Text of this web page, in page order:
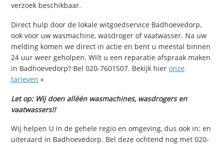
verzoek beschikbaar.
Direct hulp door de lokale witgoedservice Badhoevedorp,
ook voor uw wasmachine, wasdroger of vaatwasser. Na uw
melding komen we direct in actie en bent u meestal binnen
24 uur weer geholpen. Wilt u een reparatie afspraak maken
in Badhoevedorp? Bel 020-7601507. Bekijk hieronze
tarieven »
Let op: Wij doen alléén wasmachines, wasdrogers en
vaatwassers!!
Wij helpen U in de gehele regio en omgeving, dus ook in: en
uiteraard in Badhoevedorp. Bel deze ochtend nog met 020-